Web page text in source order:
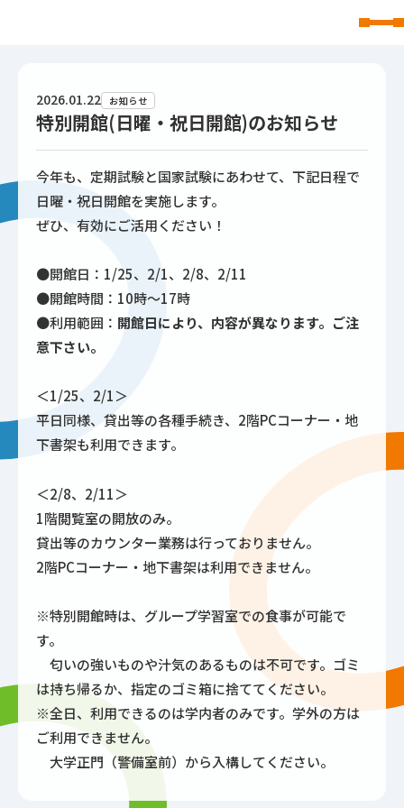
2026.01.22 お知らせ
特別開館(日曜・祝日開館)のお知らせ
今年も、定期試験と国家試験にあわせて、下記日程で
日曜・祝日開館を実施します。
ぜひ、有効にご活用ください！
●開館日：1/25、2/1、2/8、2/11
●開館時間：10時～17時
●利用範囲： 開館日により、内容が異なります。ご注
意下さい。
＜1/25、2/1＞
平日同様、貸出等の各種手続き、2階PCコーナー・地
下書架も利用できます。
＜2/8、2/11＞
1階閲覧室の開放のみ。
貸出等のカウンター業務は行っておりません。
2階PCコーナー・地下書架は利用できません。
※特別開館時は、グループ学習室での食事が可能で
す。
匂いの強いものや汁気のあるものは不可です。ゴミ
は持ち帰るか、指定のゴミ箱に捨ててください。
※全日、利用できるのは学内者のみです。学外の方は
ご利用できません。
大学正門（警備室前）から入構してください。